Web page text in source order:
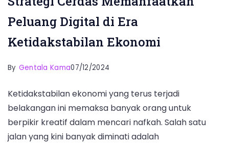
Peluang Digital di Era
Ketidakstabilan Ekonomi
By Gentala Kama07/12/2024
Ketidakstabilan ekonomi yang terus terjadi
belakangan ini memaksa banyak orang untuk
berpikir kreatif dalam mencari nafkah. Salah satu
jalan yang kini banyak diminati adalah